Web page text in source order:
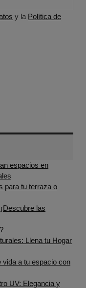
y la Política de
espacios en
para tu terraza o
las
Llena tu Hogar
vida a tu espacio con
UV: Elegancia y